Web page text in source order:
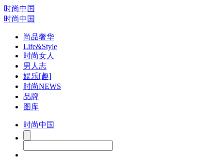
时尚中国
时尚中国
尚品奢华
Life&Style
时尚女人
男人志
娱乐[趣]
时尚NEWS
品牌
图库
时尚中国